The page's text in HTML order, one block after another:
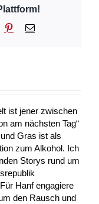
Pinterest
E-
ist jener zwischen
am nächsten Tag“
Gras ist als
zum Alkohol. Ich
Storys rund um
Hanf engagiere
den Rausch und